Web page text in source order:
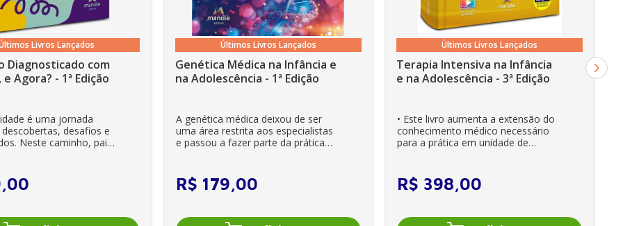
Livros Lançados
Diagnosticado com
Agora? - 1ª Edição
é uma jornada
desafios e
Neste caminho, pais
,00
Últimos Livros Lançados
Genética Médica na Infância e
na Adolescência - 1ª Edição
A genética médica deixou de ser
uma área restrita aos especialistas
e passou a fazer parte da prática
R$ 179,00
Últimos Livros Lançados
Terapia Intensiva na Infância
e na Adolescência - 3ª Edição
• Este livro aumenta a extensão do
conhecimento médico necessário
para a prática em unidade de
R$ 398,00